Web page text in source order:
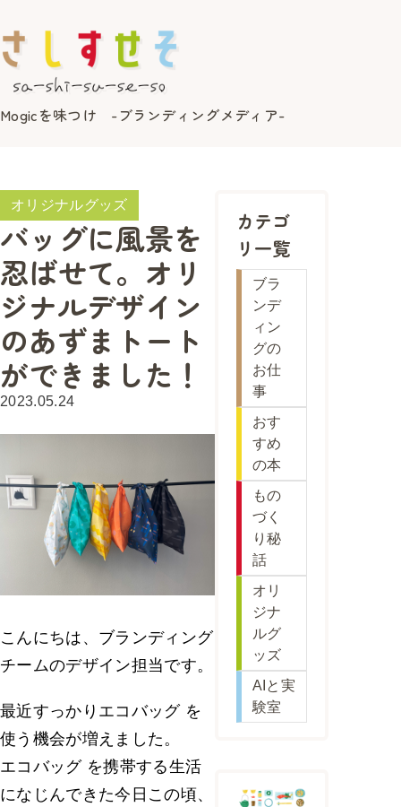
Mogicを味つけ -ブランディングメディア-
オリジナルグッズ
バッグに風景を
忍ばせて。オリ
ジナルデザイン
のあずまトート
ができました！
2023.05.24
こんにちは、ブランディング
チームのデザイン担当です。
最近すっかりエコバッグ を
使う機会が増えました。
エコバッグ を携帯する生活
になじんできた今日この頃、
カテゴ
リ一覧
ブラ
ンデ
ィン
グの
お仕
事
おす
すめ
の本
もの
づく
り秘
話
オリ
ジナ
ルグ
ッズ
AIと実
験室